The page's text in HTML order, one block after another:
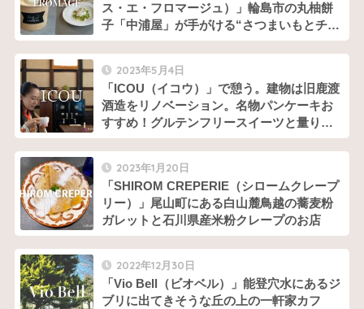
ス・エ・フロマージュ）」輪島市の丸柚餅
子「中浦屋」が手がける“さつまいもとチー
ズのお店”
2023年5月4日
「ICOU（イコウ）」で憩う。建物は旧鹿渡
酒造をリノベーション。名物パンケーキお
すすめ！グルテンフリースイーツと量り売
りビュッフェ
2023年1月20日
「SHIROM CREPERIE（シロームクレープ
リー）」尾山町にある白山麓鳥越の蕎麦粉
ガレットと石川県産米粉クレープのお店
2022年12月30日
「Vio Bell（ビオベル）」能登穴水にあるジ
ブリに出てきそうな丘の上の一軒家カフ